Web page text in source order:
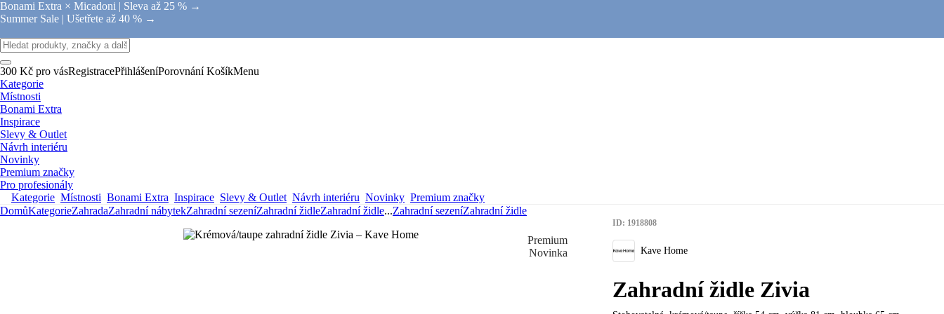
Bonami Extra × Micadoni | Sleva až 25 % →
Summer Sale | Ušetřete až 40 % →
300 Kč pro vásRegistracePřihlášeníPorovnání KošíkMenu
Kategorie
Místnosti
Bonami Extra
Inspirace
Slevy & Outlet
Návrh interiéru
Novinky
Premium značky
Pro profesionály
Kategorie Místnosti Bonami Extra Inspirace Slevy & Outlet Návrh interiéru Novinky Premium značky
DomůKategorieZahradaZahradní nábytekZahradní sezeníZahradní židleZahradní židle...Zahradní sezeníZahradní židle
Premium
Novinka
ID: 1918808
Kave Home
Zahradní židle Zivia